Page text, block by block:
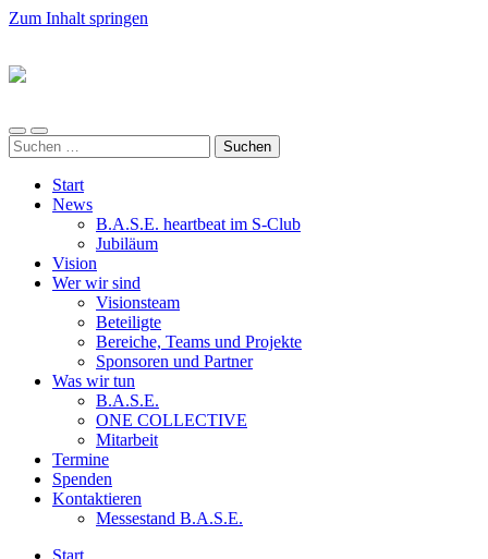
Zum Inhalt springen
ALL
ONE
e.V.
Mobile-
Menü
Suchfeld
ein-/ausblenden
Suchen
nach:
Start
News
B.A.S.E. heartbeat im S-Club
Jubiläum
Vision
Wer wir sind
Visionsteam
Beteiligte
Bereiche, Teams und Projekte
Sponsoren und Partner
Was wir tun
B.A.S.E.
ONE COLLECTIVE
Mitarbeit
Termine
Spenden
Kontaktieren
Messestand B.A.S.E.
Start